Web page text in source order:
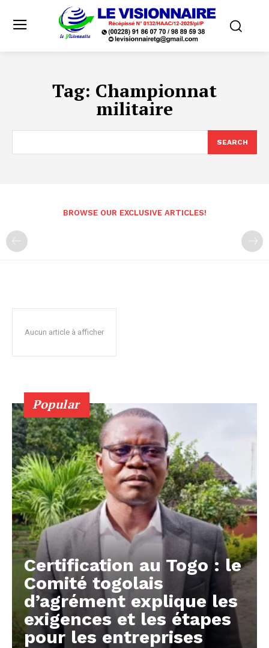
Tag: Championnat
militaire
SEARCH
BROWSE OUR EXCLUSIVE ARTICLES!
Aucun article à afficher
Popular
Certification au Togo : le
Comité togolais
d’agrément explique les
exigences et les étapes
pour les entreprises